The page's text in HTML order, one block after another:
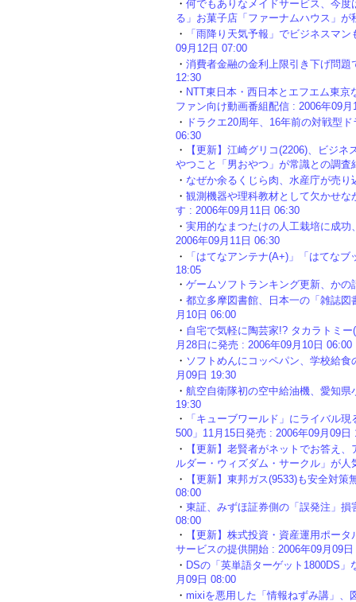
・ 何でもありなメイドサービス、今
る」お菓子店「ファーナムハウス」
・
「雨降り天気予報」でビジネスマ
09月12日 07:00
・ 消費者金融の金利上限引き下げ問
12:30
・ NTT東日本・西日本とエフエム東
ファン向け動画番組配信 : 2006年09月
・ ドラクエ20周年、16年前の対戦型
06:30
・
【更新】江崎グリコ(2206)、ビジ
やつこと「男おやつ」が常識との調査
・ なぜか余るくじら肉、水産庁が売
・ 観測機器や理科教材として欠かせ
す : 2006年09月11日 06:30
・ 実用的なまつたけの人工栽培に成
2006年09月11日 06:30
・
「はてなアンテナ(A+)」「はてな
18:05
・ ゲームソフトランキング更新、か
・ 都立多摩図書館、日本一の「雑誌
月10日 06:00
・ 自宅で気軽に陶芸家!? タカラトミ
月28日に発売 : 2006年09月10日 06:00
・ ソフトめんにコッペパン、学校給
月09日 19:30
・ 航空自衛隊初の空中給油機、愛知
19:30
・
「キューブワールド」にライバル
500」11月15日発売 : 2006年09月09日
・
【更新】老賢者がネットでお答え
ルダー・ウィズダム・サークル」が人
・
【更新】東邦ガス(9533)も安全対
08:00
・ 東証、みずほ証券側の「誤発注」
08:00
・
【更新】株式投資・資産運用ポー
サービスの提供開始 : 2006年09月09日
・ DSの「英単語ターゲット1800DS
月09日 08:00
・ mixiを悪用した「情報ねずみ講」